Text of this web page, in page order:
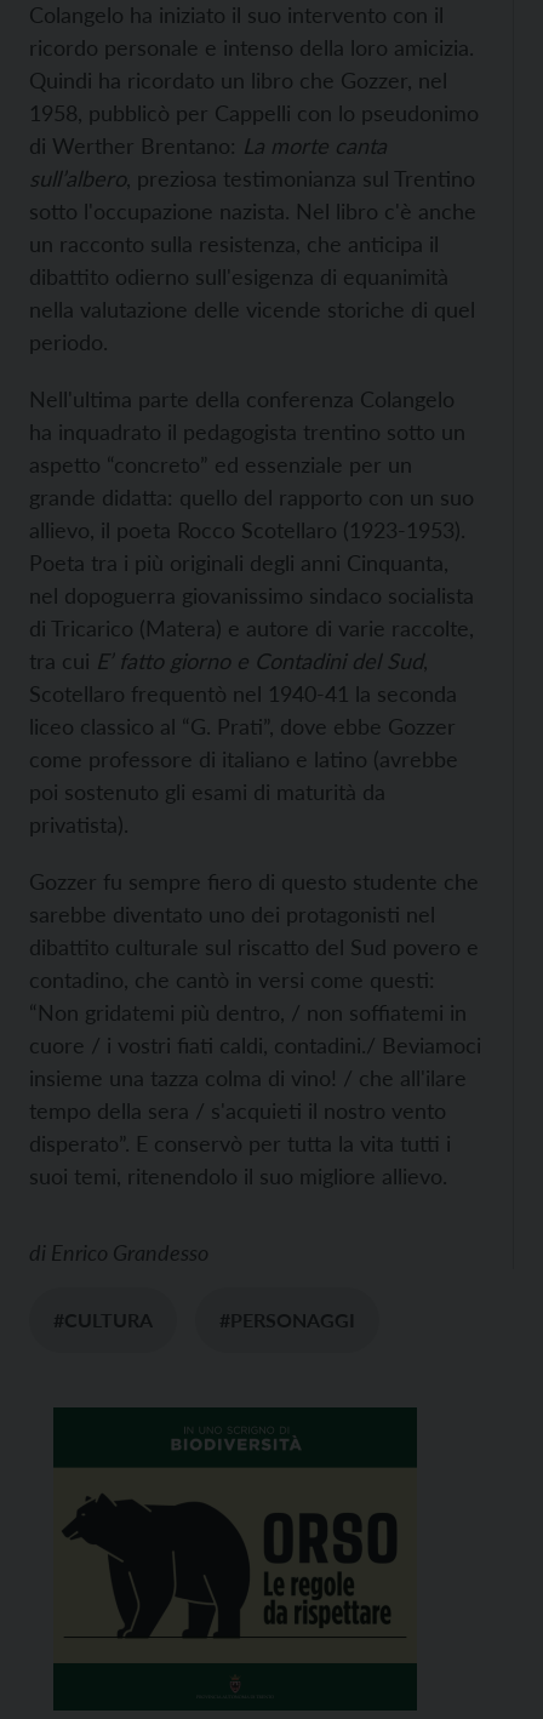
Colangelo ha iniziato il suo intervento con il
ricordo personale e intenso della loro amicizia.
Quindi ha ricordato un libro che Gozzer, nel
1958, pubblicò per Cappelli con lo pseudonimo
di Werther Brentano: La morte canta
sull’albero , preziosa testimonianza sul Trentino
sotto l'occupazione nazista. Nel libro c'è anche
un racconto sulla resistenza, che anticipa il
dibattito odierno sull'esigenza di equanimità
nella valutazione delle vicende storiche di quel
periodo.
Nell'ultima parte della conferenza Colangelo
ha inquadrato il pedagogista trentino sotto un
aspetto “concreto” ed essenziale per un
grande didatta: quello del rapporto con un suo
allievo, il poeta Rocco Scotellaro (1923-1953).
Poeta tra i più originali degli anni Cinquanta,
nel dopoguerra giovanissimo sindaco socialista
di Tricarico (Matera) e autore di varie raccolte,
tra cui E’ fatto giorno e Contadini del Sud,
Scotellaro frequentò nel 1940-41 la seconda
liceo classico al “G. Prati”, dove ebbe Gozzer
come professore di italiano e latino (avrebbe
poi sostenuto gli esami di maturità da
privatista).
Gozzer fu sempre fiero di questo studente che
sarebbe diventato uno dei protagonisti nel
dibattito culturale sul riscatto del Sud povero e
contadino, che cantò in versi come questi:
“Non gridatemi più dentro, / non soffiatemi in
cuore / i vostri fiati caldi, contadini./ Beviamoci
insieme una tazza colma di vino! / che all'ilare
tempo della sera / s'acquieti il nostro vento
disperato”. E conservò per tutta la vita tutti i
suoi temi, ritenendolo il suo migliore allievo.
di Enrico Grandesso
#CULTURA #PERSONAGGI